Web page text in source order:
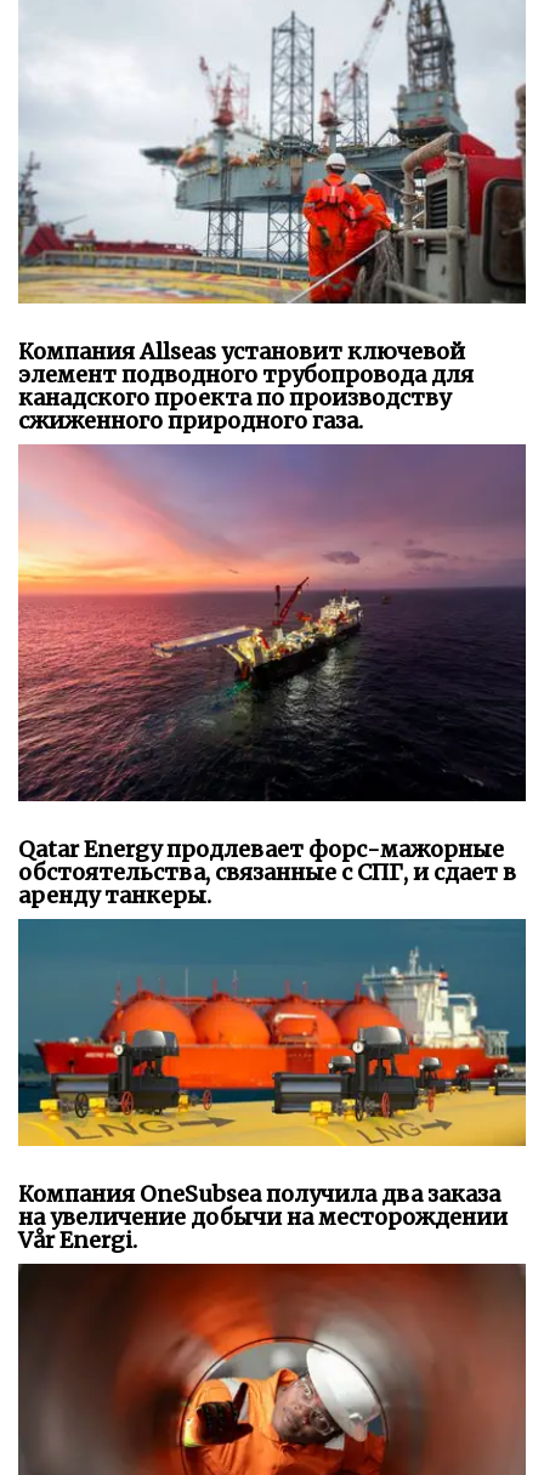
Компания Allseas установит ключевой
элемент подводного трубопровода для
канадского проекта по производству
сжиженного природного газа.
Qatar Energy продлевает форс-мажорные
обстоятельства, связанные с СПГ, и сдает в
аренду танкеры.
Компания OneSubsea получила два заказа
на увеличение добычи на месторождении
Vår Energi.